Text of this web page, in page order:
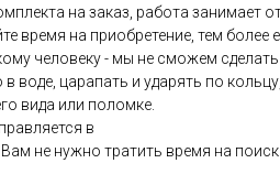
на заказ, работа занимает
время на приобретение, тем более
человеку - мы не сможем
воде, царапать и ударять по
вида или поломке.
в
не нужно тратить время на поиск